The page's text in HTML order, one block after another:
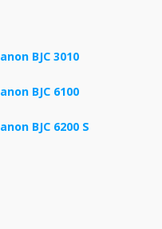
BJC 3010
BJC 6100
BJC 6200 S